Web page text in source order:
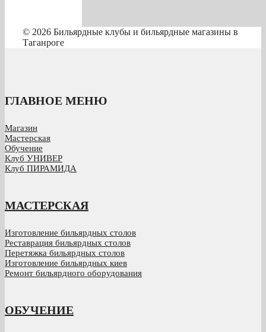
© 2026 Бильярдные клубы и бильярдные магазины в
Таганроге
ГЛАВНОЕ МЕНЮ
Магазин
Мастерская
Обучение
Клуб УНИВЕР
Клуб ПИРАМИДА
МАСТЕРСКАЯ
Изготовление бильярдных столов
Реставрация бильярдных столов
Перетяжка бильярдных столов
Изготовление бильярдных киев
Ремонт бильярдного оборудования
ОБУЧЕНИЕ